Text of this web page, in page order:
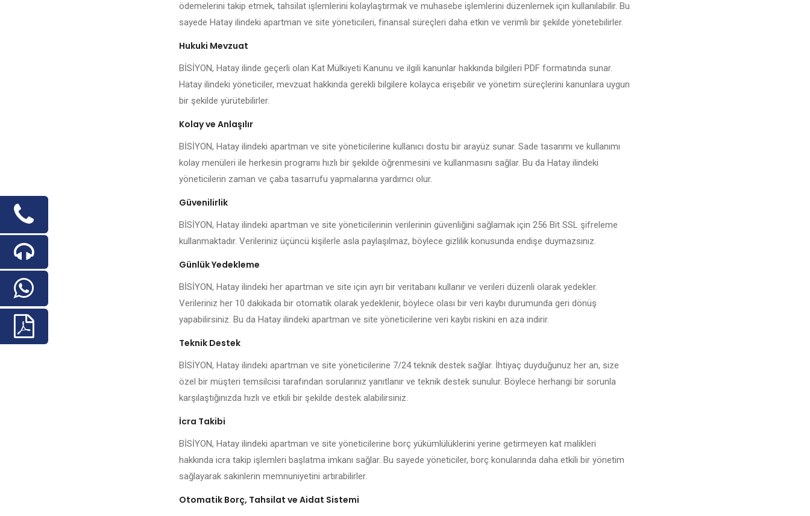
ödemelerini takip etmek, tahsilat işlemlerini kolaylaştırmak ve muhasebe işlemlerini düzenlemek için kullanılabilir. Bu
sayede Hatay ilindeki apartman ve site yöneticileri, finansal süreçleri daha etkin ve verimli bir şekilde yönetebilirler.
Hukuki Mevzuat
BİSİYON, Hatay ilinde geçerli olan Kat Mülkiyeti Kanunu ve ilgili kanunlar hakkında bilgileri PDF formatında sunar.
Hatay ilindeki yöneticiler, mevzuat hakkında gerekli bilgilere kolayca erişebilir ve yönetim süreçlerini kanunlara uygun
bir şekilde yürütebilirler.
Kolay ve Anlaşılır
BİSİYON, Hatay ilindeki apartman ve site yöneticilerine kullanıcı dostu bir arayüz sunar. Sade tasarımı ve kullanımı
kolay menüleri ile herkesin programı hızlı bir şekilde öğrenmesini ve kullanmasını sağlar. Bu da Hatay ilindeki
yöneticilerin zaman ve çaba tasarrufu yapmalarına yardımcı olur.
Güvenilirlik
BİSİYON, Hatay ilindeki apartman ve site yöneticilerinin verilerinin güvenliğini sağlamak için 256 Bit SSL şifreleme
kullanmaktadır. Verileriniz üçüncü kişilerle asla paylaşılmaz, böylece gizlilik konusunda endişe duymazsınız.
Günlük Yedekleme
BİSİYON, Hatay ilindeki her apartman ve site için ayrı bir veritabanı kullanır ve verileri düzenli olarak yedekler.
Verileriniz her 10 dakikada bir otomatik olarak yedeklenir, böylece olası bir veri kaybı durumunda geri dönüş
yapabilirsiniz. Bu da Hatay ilindeki apartman ve site yöneticilerine veri kaybı riskini en aza indirir.
Teknik Destek
BİSİYON, Hatay ilindeki apartman ve site yöneticilerine 7/24 teknik destek sağlar. İhtiyaç duyduğunuz her an, size
özel bir müşteri temsilcisi tarafından sorularınız yanıtlanır ve teknik destek sunulur. Böylece herhangi bir sorunla
karşılaştığınızda hızlı ve etkili bir şekilde destek alabilirsiniz.
İcra Takibi
BİSİYON, Hatay ilindeki apartman ve site yöneticilerine borç yükümlülüklerini yerine getirmeyen kat malikleri
hakkında icra takip işlemleri başlatma imkanı sağlar. Bu sayede yöneticiler, borç konularında daha etkili bir yönetim
sağlayarak sakinlerin memnuniyetini artırabilirler.
Otomatik Borç, Tahsilat ve Aidat Sistemi